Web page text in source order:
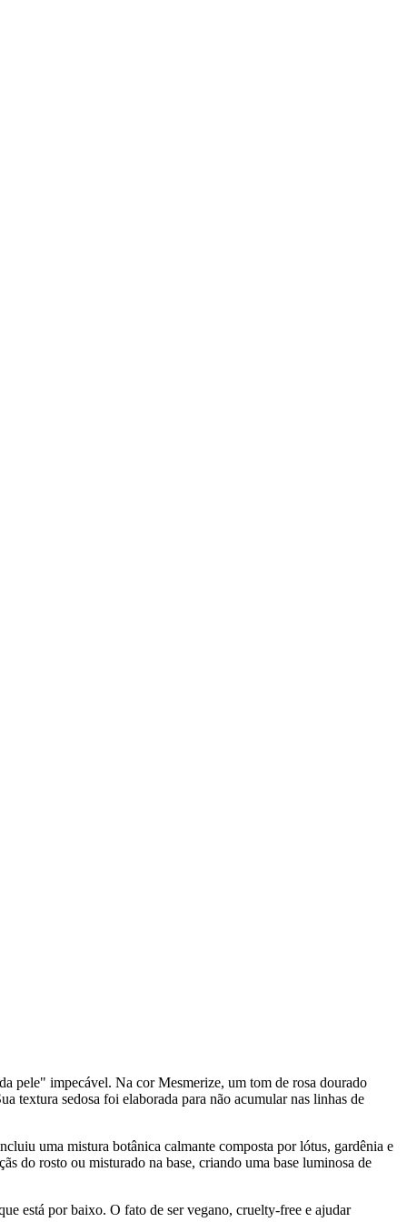
pele" impecável. Na cor Mesmerize, um tom de rosa dourado
textura sedosa foi elaborada para não acumular nas linhas de
uma mistura botânica calmante composta por lótus, gardênia e
do rosto ou misturado na base, criando uma base luminosa de
está por baixo. O fato de ser vegano, cruelty-free e ajudar